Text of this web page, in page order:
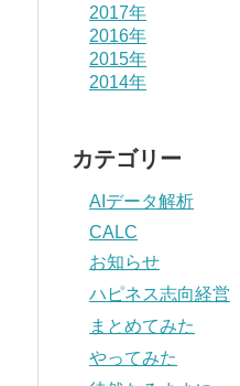
2017年
2016年
2015年
2014年
カテゴリー
AIデータ解析
CALC
お知らせ
ハピネス志向経営
まとめてみた
やってみた